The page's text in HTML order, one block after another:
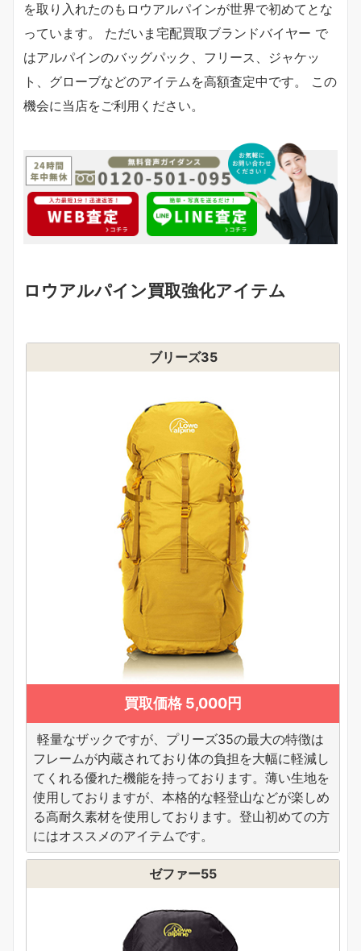
を取り入れたのもロウアルパインが世界で初めてとな
っています。 ただいま宅配買取ブランドバイヤー で
はアルパインのバッグパック、フリース、ジャケッ
ト、グローブなどのアイテムを高額査定中です。 この
機会に当店をご利用ください。
ロウアルパイン買取強化アイテム
ブリーズ35
買取価格 5,000円
軽量なザックですが、プリーズ35の最大の特徴は
フレームが内蔵されており体の負担を大幅に軽減し
てくれる優れた機能を持っております。薄い生地を
使用しておりますが、本格的な軽登山などが楽しめ
る高耐久素材を使用しております。登山初めての方
にはオススメのアイテムです。
ゼファー55